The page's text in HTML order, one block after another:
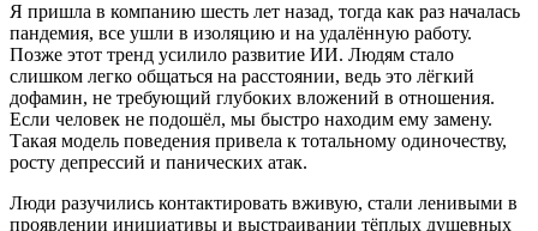
Я пришла в компанию шесть лет назад, тогда как раз началась
пандемия, все ушли в изоляцию и на удалённую работу.
Позже этот тренд усилило развитие ИИ. Людям стало
слишком легко общаться на расстоянии, ведь это лёгкий
дофамин, не требующий глубоких вложений в отношения.
Если человек не подошёл, мы быстро находим ему замену.
Такая модель поведения привела к тотальному одиночеству,
росту депрессий и панических атак.
Люди разучились контактировать вживую, стали ленивыми в
проявлении инициативы и выстраивании тёплых душевных